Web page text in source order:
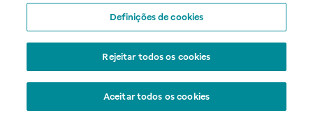
Definições de cookies
Rejeitar todos os cookies
Aceitar todos os cookies